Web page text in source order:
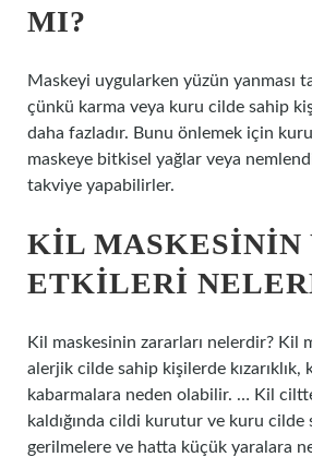
MI?
Maskeyi uygularken yüzün yanması
çünkü karma veya kuru cilde sahip
daha fazladır. Bunu önlemek için
maskeye bitkisel yağlar veya
takviye yapabilirler.
KIL MASKESININ
ETKILERI
Kil maskesinin zararları nelerdir? Kil
alerjik cilde sahip kişilerde kızarıklık,
kabarmalara neden olabilir. … Kil
kaldığında cildi kurutur ve kuru
gerilmelere ve hatta küçük yaralara